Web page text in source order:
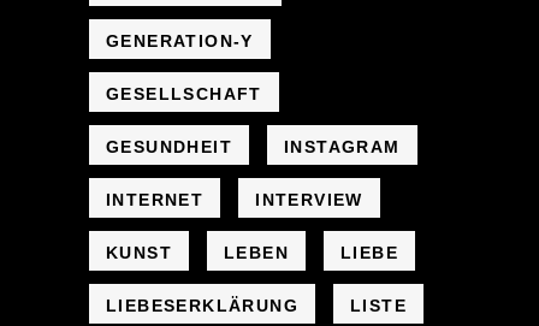
GENERATION-Y
GESELLSCHAFT
GESUNDHEIT INSTAGRAM
INTERNET INTERVIEW
KUNST LEBEN LIEBE
LIEBESERKLÄRUNG LISTE